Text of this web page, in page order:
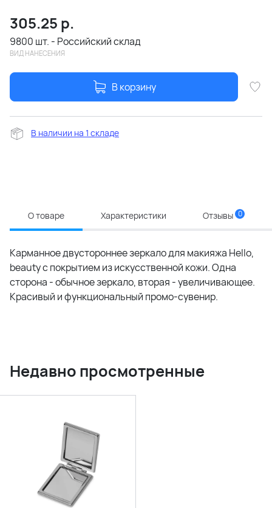
305.25 р.
9800 шт. - Российский склад
ВИД НАНЕСЕНИЯ
В корзину
В наличии на 1 складе
О товаре Характеристики Отзывы 0
Карманное двустороннее зеркало для макияжа Hello,
beauty с покрытием из искусственной кожи. Одна
сторона - обычное зеркало, вторая - увеличивающее.
Красивый и функциональный промо-сувенир.
Недавно просмотренные